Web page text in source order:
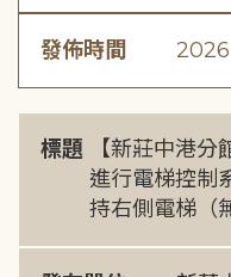
發佈時間
標題
【新莊中港分
進行電梯控制
持右側電梯（